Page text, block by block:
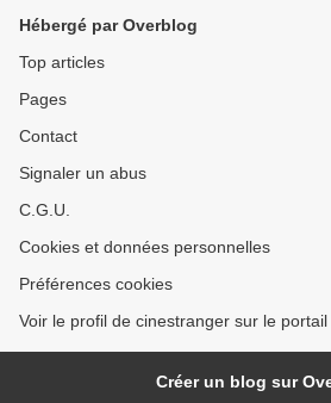
Hébergé par Overblog
Top articles
Pages
Contact
Signaler un abus
C.G.U.
Cookies et données personnelles
Préférences cookies
Voir le profil de cinestranger sur le
Créer un blog sur